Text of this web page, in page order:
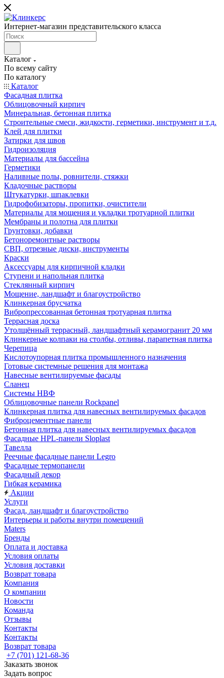
Интернет-магазин представительского класса
Каталог
По всему сайту
По каталогу
Каталог
Фасадная плитка
Облицовочный кирпич
Минеральная, бетонная плитка
Строительные смеси, жидкости, герметики, инструмент и т.д.
Клей для плитки
Затирки для швов
Гидроизоляция
Материалы для бассейна
Герметики
Наливные полы, ровнители, стяжки
Кладочные растворы
Штукатурки, шпаклевки
Гидрофобизаторы, пропитки, очистители
Материалы для мощения и укладки тротуарной плитки
Мембраны и полотна для плитки
Грунтовки, добавки
Бетоноремонтные растворы
СВП, отрезные диски, инструменты
Краски
Аксессуары для кирпичной кладки
Ступени и напольная плитка
Cтеклянный кирпич
Мощение, ландшафт и благоустройство
Клинкерная брусчатка
Вибропрессованная бетонная тротуарная плитка
Террасная доска
Утолщённый террасный, ландшафтный керамогранит 20 мм
Клинкерные колпаки на столбы, отливы, парапетная плитка
Черепица
Кислотоупорная плитка промышленного назначения
Готовые системные решения для монтажа
Навесные вентилируемые фасады
Сланец
Системы НВФ
Облицовочные панели Rockpanel
Клинкерная плитка для навесных вентилируемых фасадов
Фиброцементные панели
Бетонная плитка для навесных вентилируемых фасадов
Фасадные HPL-панели Sloplast
Тавелла
Реечные фасадные панели Legro
Фасадные термопанели
Фасадный декор
Гибкая керамика
Акции
Услуги
Фасад, ландшафт и благоустройство
Интерьеры и работы внутри помещений
Maters
Бренды
Оплата и доставка
Условия оплаты
Условия доставки
Возврат товара
Компания
О компании
Новости
Команда
Отзывы
Контакты
Контакты
Возврат товара
+7 (701) 121-68-36
Заказать звонок
Задать вопрос